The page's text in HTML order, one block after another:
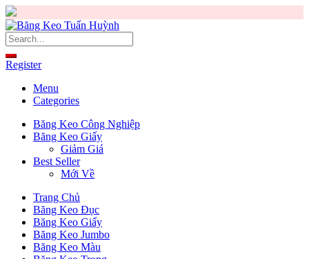
Skip
to
content
Register
Menu
Categories
Băng Keo Công Nghiệp
Băng Keo Giấy
Giảm Giá
Best Seller
Mới Về
Trang Chủ
Băng Keo Đục
Băng Keo Giấy
Băng Keo Jumbo
Băng Keo Màu